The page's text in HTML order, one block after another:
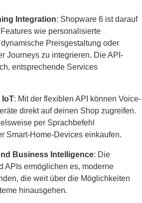
Integration: Shopware 6 ist darauf
wie personalisierte
Preisgestaltung oder
Journeys zu integrieren. Die API-
entsprechende Services
IoT: Mit der flexiblen API können Voice-
direkt auf deinen Shop zugreifen.
per Sprachbefehl
Smart-Home-Devices einkaufen.
Business Intelligence: Die
APIs ermöglichen es, moderne
die weit über die Möglichkeiten
hinausgehen.